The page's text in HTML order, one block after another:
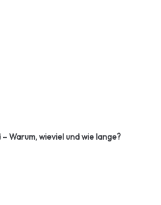
Warum, wieviel und wie lange?